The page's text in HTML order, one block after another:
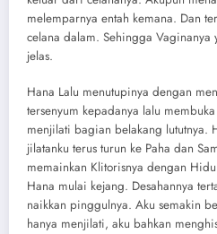
melemparnya entah kemana. Dan
celana dalam. Sehingga
jelas.
Hana Lalu menutupinya dengan
tersenyum kepadanya lalu
menjilati bagian belakang lututnya.
jilatanku terus turun ke Paha dan
memainkan Klitorisnya dengan
Hana mulai kejang. Desahannya
naikkan pinggulnya. Aku semakin
hanya menjilati, aku bahkan